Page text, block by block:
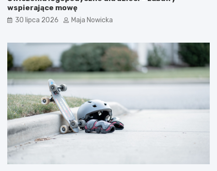
wspierające mowę
30 lipca 2026 Maja Nowicka